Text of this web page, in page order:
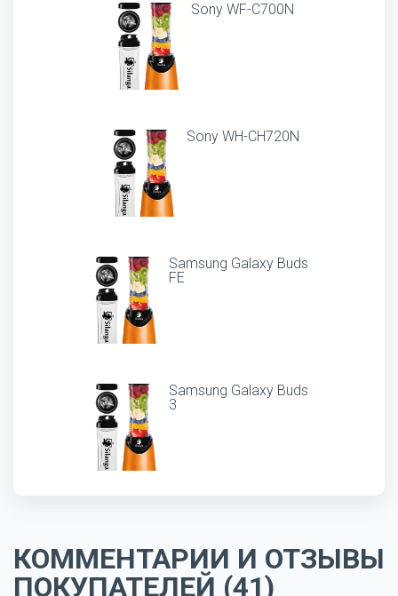
Sony WF-C700N
Sony WH-CH720N
Samsung Galaxy Buds
FE
Samsung Galaxy Buds
3
КОММЕНТАРИИ И ОТЗЫВЫ
ПОКУПАТЕЛЕЙ (41)